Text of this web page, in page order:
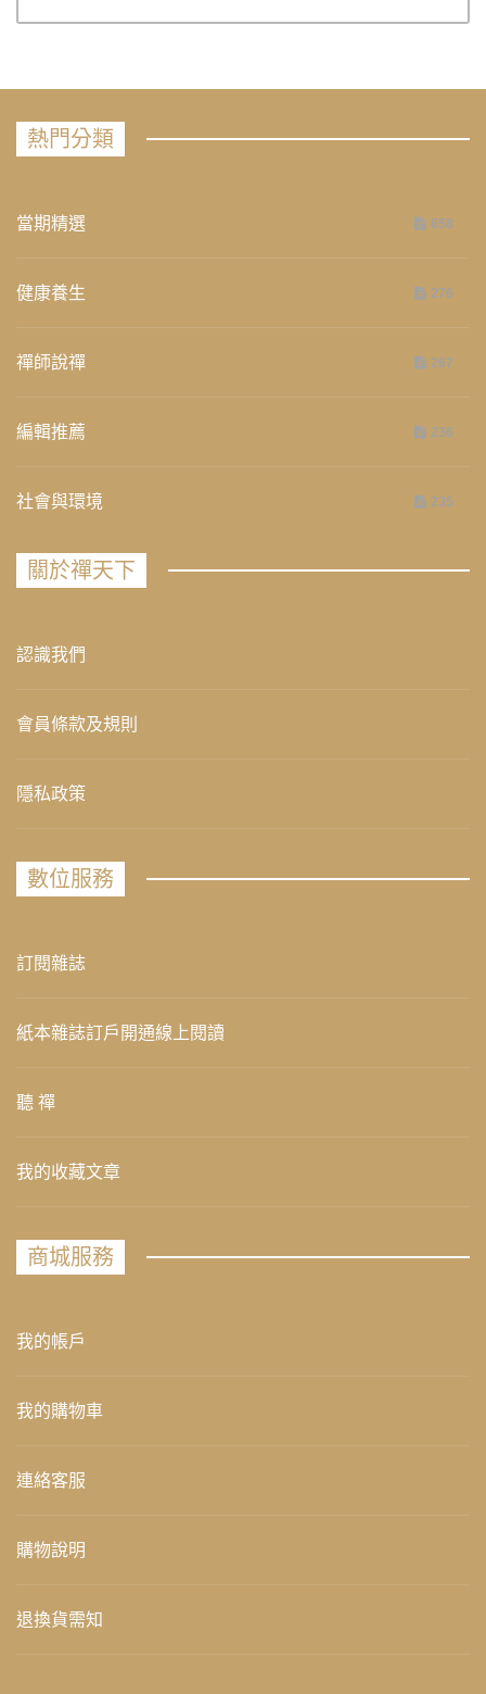
熱門分類
當期精選 658
健康養生 276
禪師說禪 267
編輯推薦 236
社會與環境 235
關於禪天下
認識我們
會員條款及規則
隱私政策
數位服務
訂閱雜誌
紙本雜誌訂戶開通線上閱讀
聽 禪
我的收藏文章
商城服務
我的帳戶
我的購物車
連絡客服
購物說明
退換貨需知